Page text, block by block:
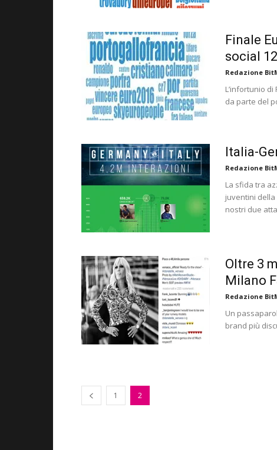
Finale
social
Redazione
L’infortunio
da parte del
Italia-
Redazione
La sfida tra
juventini
nostri due
Oltre 3
Milano
Redazione
Un
brand più
1 2